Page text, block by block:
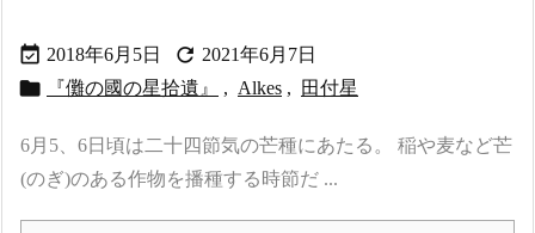
 2018年6月5日  2021年6月7日
 『儺の國の星拾遺』 , Alkes , 田付星
6月5、6日頃は二十四節気の芒種にあたる。 稲や麦など芒
(のぎ)のある作物を播種する時節だ ...